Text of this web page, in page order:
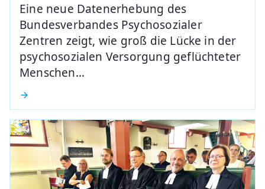
Eine neue Datenerhebung des
Bundesverbandes Psychosozialer
Zentren zeigt, wie groß die Lücke in der
psychosozialen Versorgung geflüchteter
Menschen…